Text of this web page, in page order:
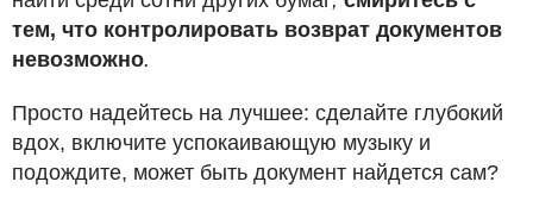
тем, что контролировать возврат документов
невозможно.
Просто надейтесь на лучшее: сделайте глубокий
вдох, включите успокаивающую музыку и
подождите, может быть документ найдется сам?